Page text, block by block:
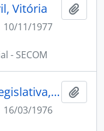
Vitória
10/11/1977
- SECOM
Abertura da Assembleia Legislativa, Vitória
16/03/1976